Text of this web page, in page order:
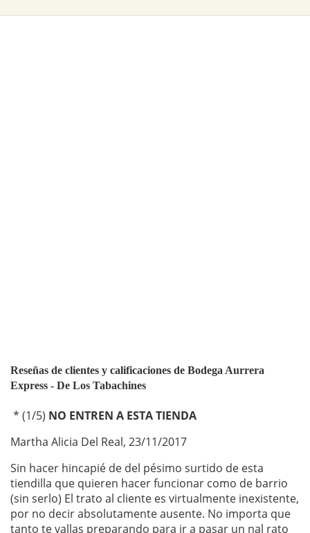
Reseñas de clientes y calificaciones de Bodega Aurrera
Express - De Los Tabachines
* (1/5) NO ENTREN A ESTA TIENDA
Martha Alicia Del Real, 23/11/2017
Sin hacer hincapié de del pésimo surtido de esta
tiendilla que quieren hacer funcionar como de barrio
(sin serlo) El trato al cliente es virtualmente inexistente,
por no decir absolutamente ausente. No importa que
tanto te vallas preparando para ir a pasar un nal rato